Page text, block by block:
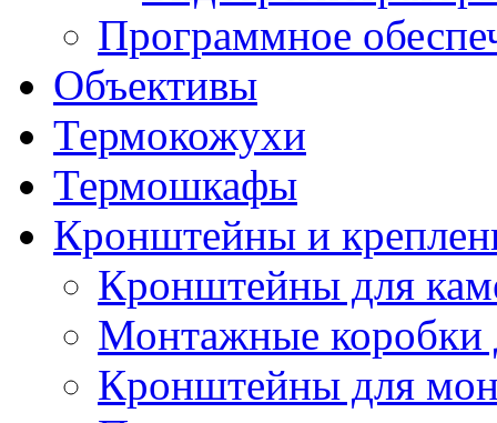
Программное
Объективы
Термокожухи
Термошкафы
Кронштейны и
Кронштейны для
Монтажные коробки
Кронштейны для